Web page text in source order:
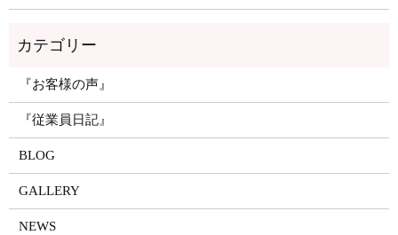
『お客様の声』
『従業員日記』
BLOG
GALLERY
NEWS